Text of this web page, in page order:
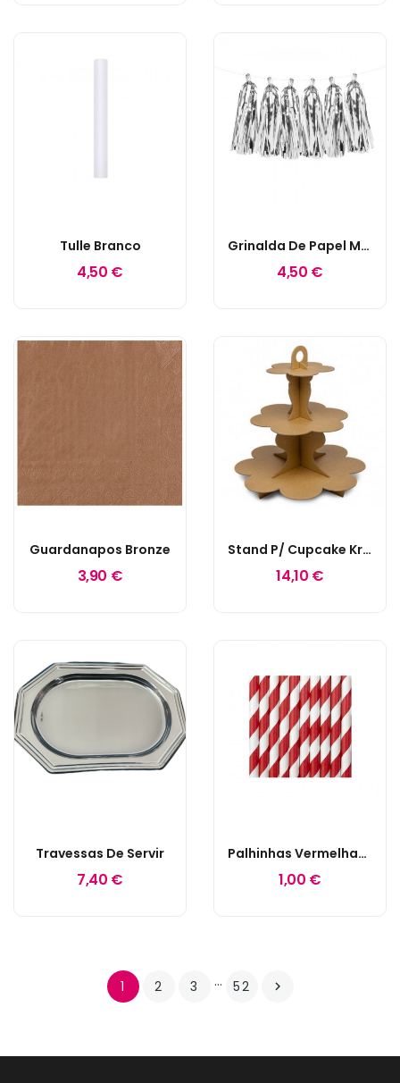
Tulle Branco
4,50 €
Grinalda De Papel Metalizado Prateado
4,50 €
Guardanapos Bronze
3,90 €
Stand P/ Cupcake Kraft
14,10 €
Travessas De Servir
7,40 €
Palhinhas Vermelhas Às Riscas Brancas
1,00 €
1 2 3 … 52 